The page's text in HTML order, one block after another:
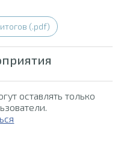
(.pdf)
оставлять только